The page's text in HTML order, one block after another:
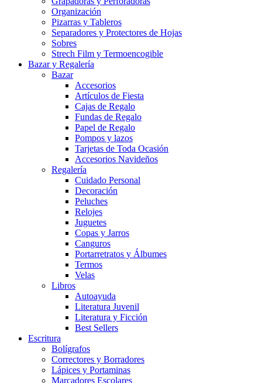
Organización
Pizarras y Tableros
Separadores y Protectores de Hojas
Sobres
Strech Film y Termoencogible
Bazar y Regalería
Bazar
Accesorios
Artículos de Fiesta
Cajas de Regalo
Fundas de Regalo
Papel de Regalo
Pompos y lazos
Tarjetas de Toda Ocasión
Accesorios Navideños
Regalería
Cuidado Personal
Decoración
Peluches
Relojes
Juguetes
Copas y Jarros
Canguros
Portarretratos y Álbumes
Termos
Velas
Libros
Autoayuda
Literatura Juvenil
Literatura y Ficción
Best Sellers
Escritura
Bolígrafos
Correctores y Borradores
Lápices y Portaminas
Marcadores Escolares